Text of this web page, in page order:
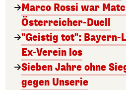
Marco Rossi war
Österreicher-Duell
"Geistig tot": Bayern-
Ex-Verein los
Sieben Jahre ohne
gegen Unserie